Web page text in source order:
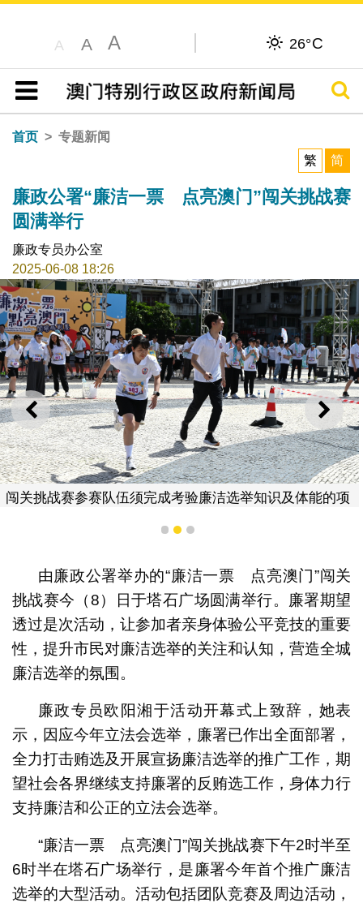
A A A 26°C
目录
搜寻
首页
专题新闻
繁
简
廉政公署“廉洁一票 点亮澳门”闯关挑战赛
圆满举行
廉政专员办公室
2025-06-08 18:26
上一则 下一
闯关挑战赛参赛队伍须完成考验廉洁选举知识及体能的项
1 2 3
由廉政公署举办的“廉洁一票 点亮澳门”闯关
挑战赛今（8）日于塔石广场圆满举行。廉署期望
透过是次活动，让参加者亲身体验公平竞技的重要
性，提升市民对廉洁选举的关注和认知，营造全城
廉洁选举的氛围。
廉政专员欧阳湘于活动开幕式上致辞，她表
示，因应今年立法会选举，廉署已作出全面部署，
全力打击贿选及开展宣扬廉洁选举的推广工作，期
望社会各界继续支持廉署的反贿选工作，身体力行
支持廉洁和公正的立法会选举。
“廉洁一票 点亮澳门”闯关挑战赛下午2时半至
6时半在塔石广场举行，是廉署今年首个推广廉洁
选举的大型活动。活动包括团队竞赛及周边活动，